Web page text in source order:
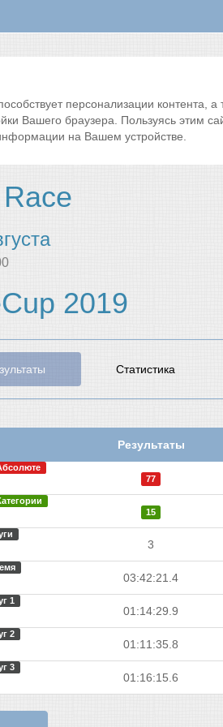
персонализации контента, а
Вашего браузера. Пользуясь этим
на Вашем устройстве.
2019
Статистика
Результаты
77
15
3
03:42:21.4
1
01:14:29.9
2
01:11:35.8
3
01:16:15.6